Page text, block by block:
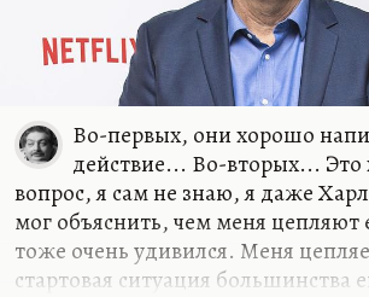
Во-первых, они хорошо
действие... Во-вторых...
вопрос, я сам не знаю, я даже
мог объяснить, чем меня
тоже очень удивился. Меня
стартовая ситуация большинства